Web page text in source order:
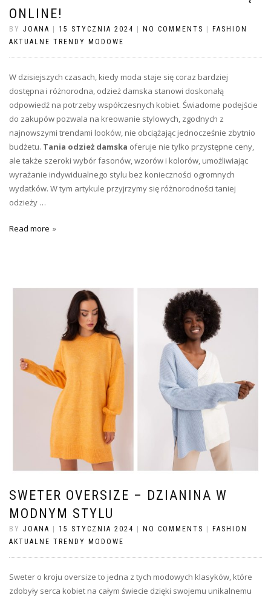
ONLINE!
BY JOANA 15 STYCZNIA 2024 NO COMMENTS
FASHION
AKTUALNE TRENDY MODOWE
W dzisiejszych czasach, kiedy moda staje się coraz bardziej
dostępna i różnorodna, odzież damska stanowi doskonałą
odpowiedź na potrzeby współczesnych kobiet. Świadome podejście
do zakupów pozwala na kreowanie stylowych, zgodnych z
najnowszymi trendami looków, nie obciążając jednocześnie zbytnio
budżetu. Tania odzież damska oferuje nie tylko przystępne ceny,
ale także szeroki wybór fasonów, wzorów i kolorów, umożliwiając
wyrażanie indywidualnego stylu bez konieczności ogromnych
wydatków. W tym artykule przyjrzymy się różnorodności taniej
odzieży …
Read more
SWETER OVERSIZE – DZIANINA W
MODNYM STYLU
BY JOANA | 15 STYCZNIA 2024 | NO COMMENTS | FASHION
AKTUALNE TRENDY MODOWE
Sweter o kroju oversize to jedna z tych modowych klasyków, które
zdobyły serca kobiet na całym świecie dzięki swojemu unikalnemu